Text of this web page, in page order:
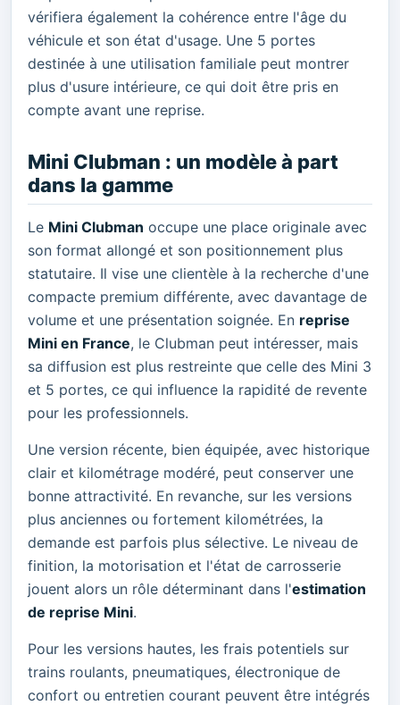
vérifiera également la cohérence entre l'âge du
véhicule et son état d'usage. Une 5 portes
destinée à une utilisation familiale peut montrer
plus d'usure intérieure, ce qui doit être pris en
compte avant une reprise.
Mini Clubman : un modèle à part
dans la gamme
Le Mini Clubman occupe une place originale avec
son format allongé et son positionnement plus
statutaire. Il vise une clientèle à la recherche d'une
compacte premium différente, avec davantage de
volume et une présentation soignée. En reprise
Mini en France, le Clubman peut intéresser, mais
sa diffusion est plus restreinte que celle des Mini 3
et 5 portes, ce qui influence la rapidité de revente
pour les professionnels.
Une version récente, bien équipée, avec historique
clair et kilométrage modéré, peut conserver une
bonne attractivité. En revanche, sur les versions
plus anciennes ou fortement kilométrées, la
demande est parfois plus sélective. Le niveau de
finition, la motorisation et l'état de carrosserie
jouent alors un rôle déterminant dans l'estimation
de reprise Mini.
Pour les versions hautes, les frais potentiels sur
trains roulants, pneumatiques, électronique de
confort ou entretien courant peuvent être intégrés